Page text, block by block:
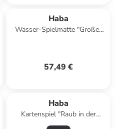
Haba
Wasser-Spielmatte "Großer
57,49 €
Haba
Kartenspiel "Raub in der
Cliffrockvilla" - ab 8 Jahren